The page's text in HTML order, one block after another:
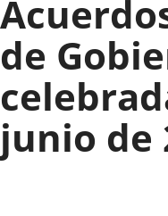
Valladolid
de
junio de